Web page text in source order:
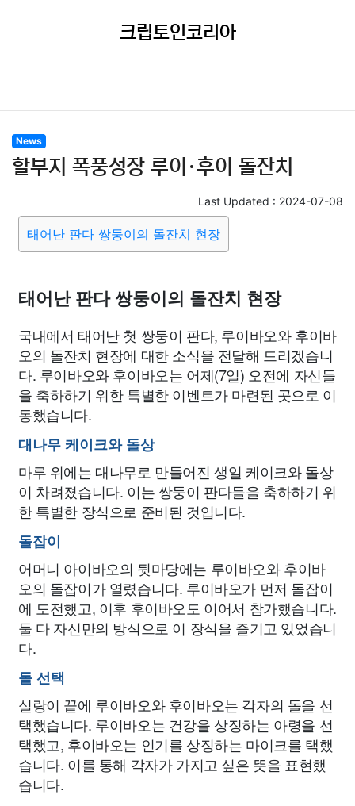
크립토인코리아
News
할부지 폭풍성장 루이·후이 돌잔치
Last Updated : 2024-07-08
태어난 판다 쌍둥이의 돌잔치 현장
태어난 판다 쌍둥이의 돌잔치 현장
국내에서 태어난 첫 쌍둥이 판다, 루이바오와 후이바
오의 돌잔치 현장에 대한 소식을 전달해 드리겠습니
다. 루이바오와 후이바오는 어제(7일) 오전에 자신들
을 축하하기 위한 특별한 이벤트가 마련된 곳으로 이
동했습니다.
대나무 케이크와 돌상
마루 위에는 대나무로 만들어진 생일 케이크와 돌상
이 차려졌습니다. 이는 쌍둥이 판다들을 축하하기 위
한 특별한 장식으로 준비된 것입니다.
돌잡이
어머니 아이바오의 뒷마당에는 루이바오와 후이바
오의 돌잡이가 열렸습니다. 루이바오가 먼저 돌잡이
에 도전했고, 이후 후이바오도 이어서 참가했습니다.
둘 다 자신만의 방식으로 이 장식을 즐기고 있었습니
다.
돌 선택
실랑이 끝에 루이바오와 후이바오는 각자의 돌을 선
택했습니다. 루이바오는 건강을 상징하는 아령을 선
택했고, 후이바오는 인기를 상징하는 마이크를 택했
습니다. 이를 통해 각자가 가지고 싶은 뜻을 표현했
습니다.